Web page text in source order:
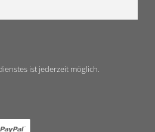
ist jederzeit möglich.